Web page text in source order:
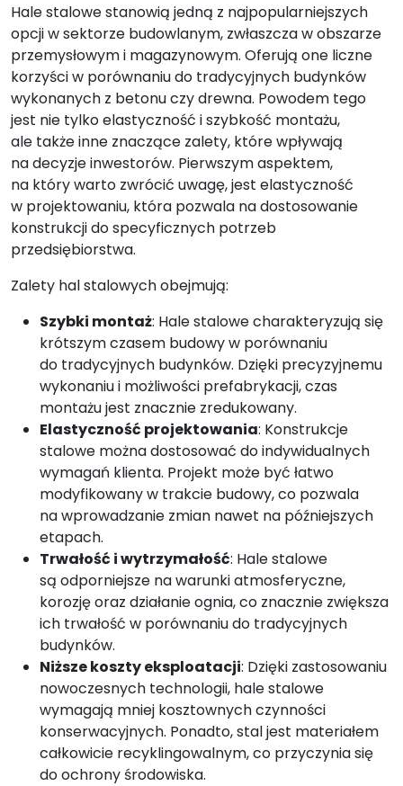
Hale stalowe stanowią jedną z najpopularniejszych
opcji w sektorze budowlanym, zwłaszcza w obszarze
przemysłowym i magazynowym. Oferują one liczne
korzyści w porównaniu do tradycyjnych budynków
wykonanych z betonu czy drewna. Powodem tego
jest nie tylko elastyczność i szybkość montażu,
ale także inne znaczące zalety, które wpływają
na decyzje inwestorów. Pierwszym aspektem,
na który warto zwrócić uwagę, jest elastyczność
w projektowaniu, która pozwala na dostosowanie
konstrukcji do specyficznych potrzeb
przedsiębiorstwa.
Zalety hal stalowych obejmują:
Szybki montaż: Hale stalowe charakteryzują się
krótszym czasem budowy w porównaniu
do tradycyjnych budynków. Dzięki precyzyjnemu
wykonaniu i możliwości prefabrykacji, czas
montażu jest znacznie zredukowany.
Elastyczność projektowania: Konstrukcje
stalowe można dostosować do indywidualnych
wymagań klienta. Projekt może być łatwo
modyfikowany w trakcie budowy, co pozwala
na wprowadzanie zmian nawet na późniejszych
etapach.
Trwałość i wytrzymałość: Hale stalowe
są odporniejsze na warunki atmosferyczne,
korozję oraz działanie ognia, co znacznie zwiększa
ich trwałość w porównaniu do tradycyjnych
budynków.
Niższe koszty eksploatacji: Dzięki zastosowaniu
nowoczesnych technologii, hale stalowe
wymagają mniej kosztownych czynności
konserwacyjnych. Ponadto, stal jest materiałem
całkowicie recyklingowalnym, co przyczynia się
do ochrony środowiska.